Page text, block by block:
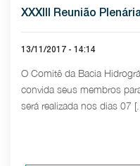
XXXIII Reunião
13/11/2017 - 14:14
O Comitê da Bacia
convida seus membros
será realizada nos dias 07